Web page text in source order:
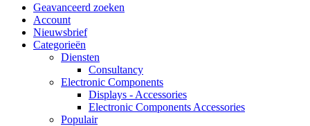
Geavanceerd zoeken
Account
Nieuwsbrief
Categorieën
Diensten
Consultancy
Electronic Components
Displays - Accessories
Electronic Components Accessories
Populair